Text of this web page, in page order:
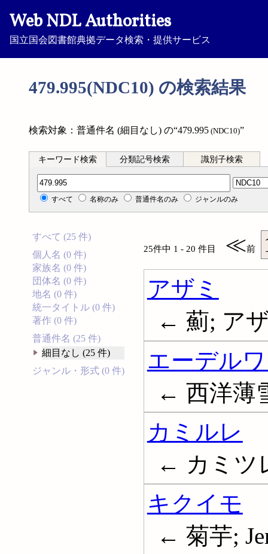
Web NDL Authorities
国立国会図書館典拠データ検索・提供サービス
479.995(NDC10) の検索結果
検索対象：普通件名 (細目なし) の“479.995 (NDC10)”
キーワード検索 分類記号検索 識別子検索
分類記号検索
すべて 名称のみ 普通件名のみ ジャンルのみ
すべて (25 件)
個人名 (0 件)
家族名 (0 件)
団体名 (0 件)
地名 (0 件)
統一タイトル (0 件)
著作 (0 件)
普通件名 (25 件)
細目なし (25 件)
ジャンル・形式 (0 件)
25件中 1 - 20 件目 ≪前
アザミ
← 薊; ア
エーデル
← 西洋薄
カミルレ
← カミツ
キクイモ
← 菊芋;